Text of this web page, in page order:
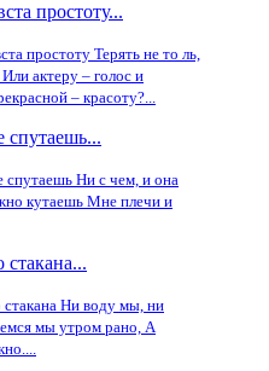
простоту...
простоту Терять не то ль,
актеру – голос и
– красоту?...
спутаешь...
Ни с чем, и она
кутаешь Мне плечи и
стакана...
стакана Ни воду мы, ни
мы утром рано, А